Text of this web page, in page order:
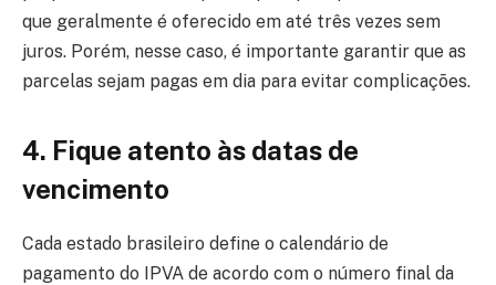
que geralmente é oferecido em até três vezes sem
juros. Porém, nesse caso, é importante garantir que as
parcelas sejam pagas em dia para evitar complicações.
4. Fique atento às datas de
vencimento
Cada estado brasileiro define o calendário de
pagamento do IPVA de acordo com o número final da